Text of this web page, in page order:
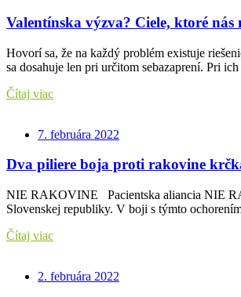
Valentínska výzva? Ciele, ktoré
Hovorí sa, že na každý problém existuje
sa dosahuje len pri určitom sebazaprení. Pri
Čítaj viac
7. februára 2022
Dva piliere boja proti rakovine
NIE RAKOVINE Pacientska aliancia NIE
Slovenskej republiky. V boji s týmto
Čítaj viac
2. februára 2022